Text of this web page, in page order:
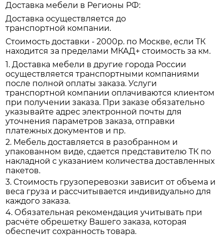
Доставка мебели в Регионы РФ:
Доставка осуществляется до
транспортной компании.
Стоимость доставки - 2000р. по Москве, если ТК
находится за пределами МКАД+ стоимость за км.
1. Доставка мебели в другие города России
осуществляется транспортными компаниями
после полной оплаты заказа. Услуги
транспортной компании оплачиваются клиентом
при получении заказа. При заказе обязательно
указывайте адрес электронной почты для
уточнения параметров заказа, отправки
платежных документов и пр.
2. Мебель доставляется в разобранном и
упакованном виде, сдается представителю ТК по
накладной с указанием количества доставленных
пакетов.
3. Стоимость грузоперевозки зависит от объема и
веса груза и рассчитывается индивидуально для
каждого заказа.
4. Обязательная рекомендация учитывать при
расчёте обрешетку Вашего заказа, которая
обеспечит сохранность товара.